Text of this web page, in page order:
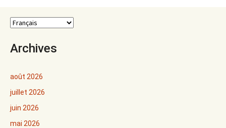
Archives
août 2026
juillet 2026
juin 2026
mai 2026